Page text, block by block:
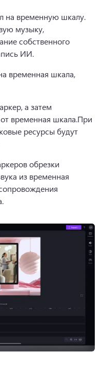
музыку,
собственного
ИИ.
временная шкала,
а затем
временная шкала.При
ресурсы будут
обрезки
из временная